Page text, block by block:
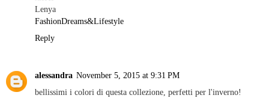
Lenya
FashionDreams&Lifestyle
Reply
alessandra November 5, 2015 at 9:31 PM
bellissimi i colori di questa collezione, perfetti per l'inverno!